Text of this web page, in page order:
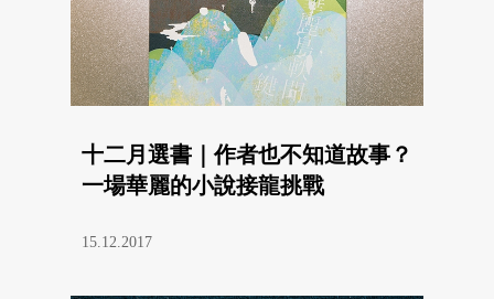
十二月選書｜作者也不知道故事？
一場華麗的小說接龍挑戰
15.12.2017